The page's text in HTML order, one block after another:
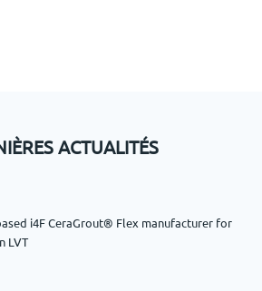
ACTUALITÉS
i4F CeraGrout® Flex manufacturer for
LVT